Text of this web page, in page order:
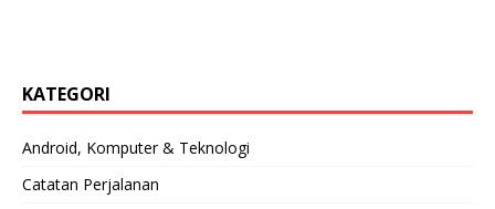
KATEGORI
Android, Komputer & Teknologi
Catatan Perjalanan